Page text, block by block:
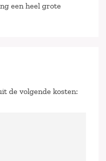
een heel grote
de volgende kosten: